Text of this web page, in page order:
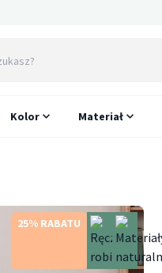
Kolor Materiał
25% RABATU